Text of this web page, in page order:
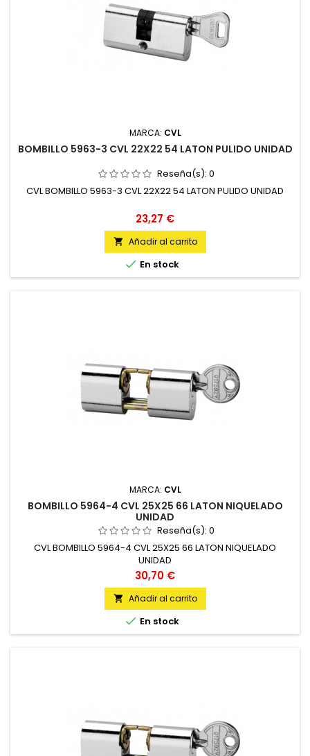
MARCA: CVL
BOMBILLO 5963-3 CVL 22X22 54 LATON PULIDO UNIDAD
Reseña(s): 0
CVL BOMBILLO 5963-3 CVL 22X22 54 LATON PULIDO UNIDAD
Precio
23,27 €
 Añadir al carrito
 En stock
MARCA: CVL
BOMBILLO 5964-4 CVL 25X25 66 LATON NIQUELADO
UNIDAD
Reseña(s): 0
CVL BOMBILLO 5964-4 CVL 25X25 66 LATON NIQUELADO
UNIDAD
Precio
30,70 €
 Añadir al carrito
 En stock